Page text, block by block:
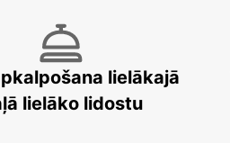
lielākajā
lielāko lidostu